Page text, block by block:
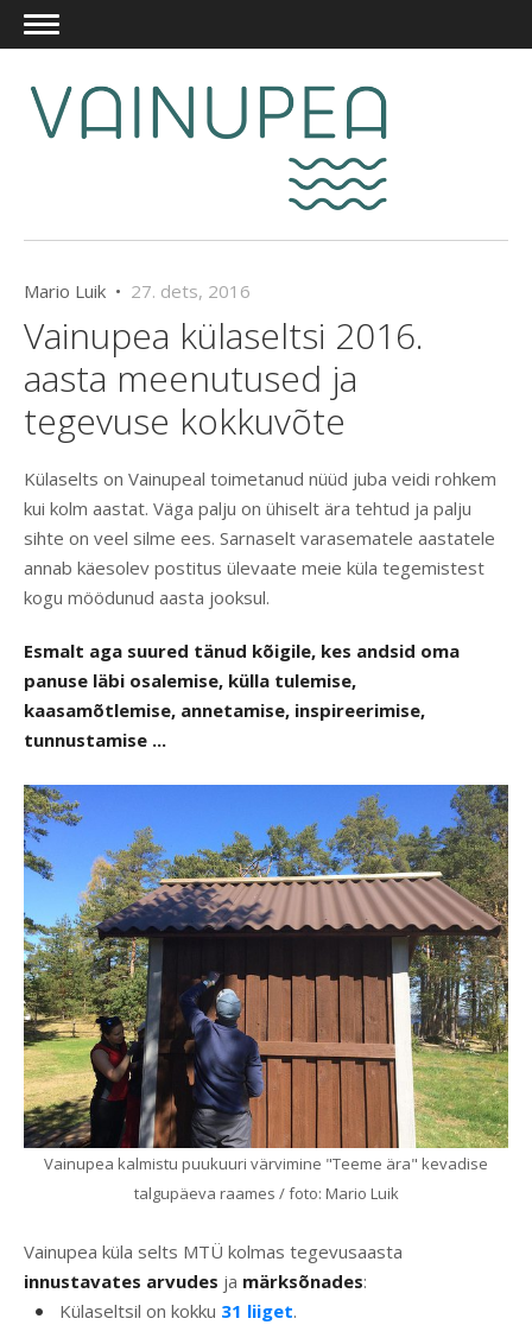
Mario Luik • 27. dets, 2016
Vainupea külaseltsi 2016.
aasta meenutused ja
tegevuse kokkuvõte
Külaselts on Vainupeal toimetanud nüüd juba veidi rohkem
kui kolm aastat. Väga palju on ühiselt ära tehtud ja palju
sihte on veel silme ees. Sarnaselt varasematele aastatele
annab käesolev postitus ülevaate meie küla tegemistest
kogu möödunud aasta jooksul.
Esmalt aga suured tänud kõigile, kes andsid oma
panuse läbi osalemise, külla tulemise,
kaasamõtlemise, annetamise, inspireerimise,
tunnustamise ...
Vainupea kalmistu puukuuri värvimine "Teeme ära" kevadise
talgupäeva raames / foto: Mario Luik
Vainupea küla selts MTÜ kolmas tegevusaasta
innustavates arvudes ja märksõnades:
Külaseltsil on kokku 31 liiget.